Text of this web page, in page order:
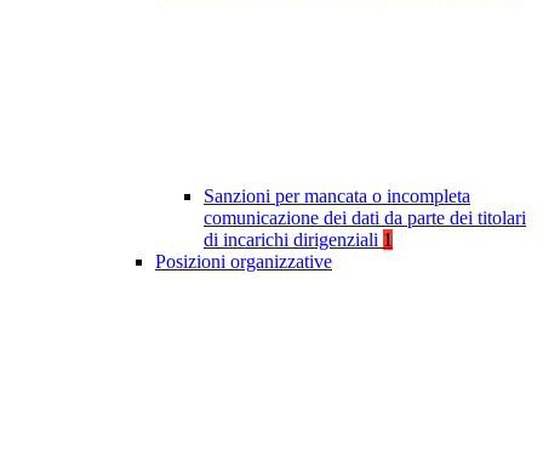
Sanzioni per mancata o incompleta
comunicazione dei dati da parte dei titolari
di incarichi dirigenziali 1
Posizioni organizzative